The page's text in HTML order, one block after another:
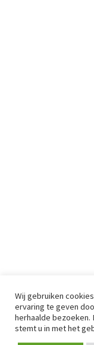
Wij gebruiken
ervaring te geven
herhaalde
stemt u in met het